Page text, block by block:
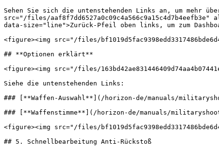
Sehen Sie sich die untenstehenden Links an, um mehr
src="/files/
data-size="line">Zurück-Pfeil oben links, um zum
<figure><img src="/files/
## **Optionen erklärt**
<figure><img src="/files/
Siehe die untenstehenden Links:
### [**Waffen-Auswahl**](/horizon-de/manuals/
### [**Waffenstimme**](/horizon-de/manuals/
<figure><img src="/files/
## 5. Schnellbearbeitung Anti-Rückstoß